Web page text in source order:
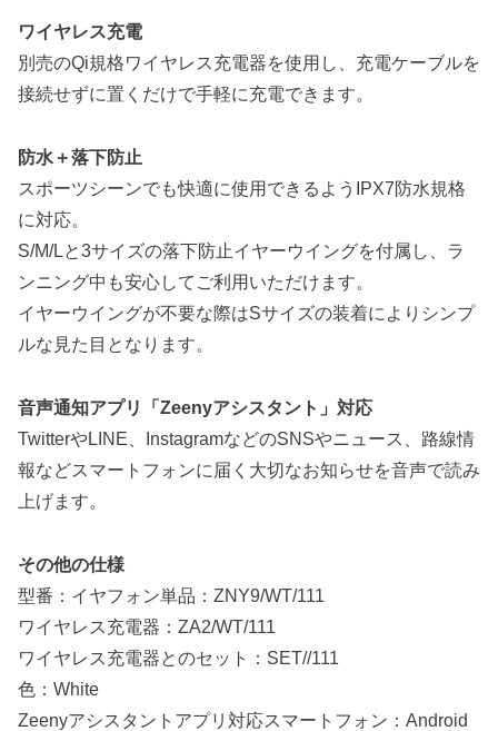
ワイヤレス充電
別売のQi規格ワイヤレス充電器を使用し、充電ケーブルを
接続せずに置くだけで手軽に充電できます。
防水＋落下防止
スポーツシーンでも快適に使用できるようIPX7防水規格
に対応。
S/M/Lと3サイズの落下防止イヤーウイングを付属し、ラ
ンニング中も安心してご利用いただけます。
イヤーウイングが不要な際はSサイズの装着によりシンプ
ルな見た目となります。
音声通知アプリ「Zeenyアシスタント」対応
TwitterやLINE、InstagramなどのSNSやニュース、路線情
報などスマートフォンに届く大切なお知らせを音声で読み
上げます。
その他の仕様
型番：イヤフォン単品：ZNY9/WT/111
ワイヤレス充電器：ZA2/WT/111
ワイヤレス充電器とのセット：SET//111
色：White
Zeenyアシスタントアプリ対応スマートフォン：Android